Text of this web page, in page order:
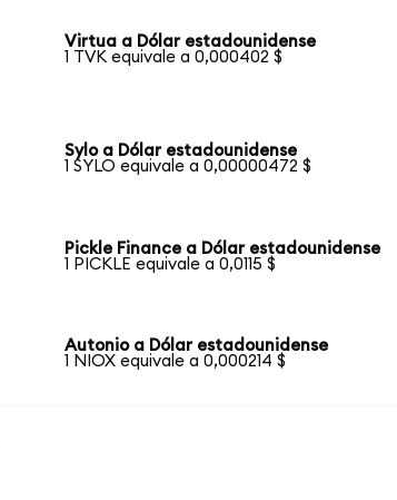
Virtua a Dólar estadounidense
1 TVK equivale a 0,000402 $
Sylo a Dólar estadounidense
1 SYLO equivale a 0,00000472 $
Pickle Finance a Dólar estadounidense
1 PICKLE equivale a 0,0115 $
Autonio a Dólar estadounidense
1 NIOX equivale a 0,000214 $